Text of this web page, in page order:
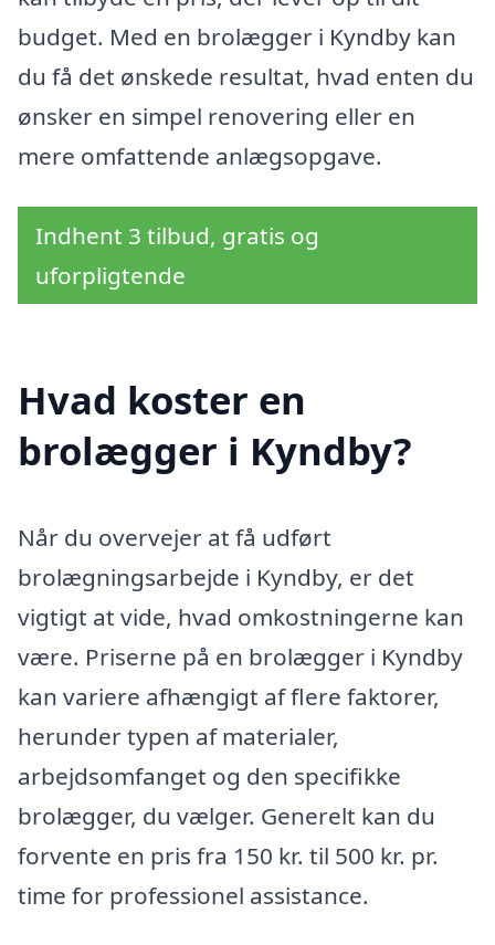
budget. Med en brolægger i Kyndby kan
du få det ønskede resultat, hvad enten du
ønsker en simpel renovering eller en
mere omfattende anlægsopgave.
Indhent 3 tilbud, gratis og
uforpligtende
Hvad koster en
brolægger i Kyndby?
Når du overvejer at få udført
brolægningsarbejde i Kyndby, er det
vigtigt at vide, hvad omkostningerne kan
være. Priserne på en brolægger i Kyndby
kan variere afhængigt af flere faktorer,
herunder typen af materialer,
arbejdsomfanget og den specifikke
brolægger, du vælger. Generelt kan du
forvente en pris fra 150 kr. til 500 kr. pr.
time for professionel assistance.